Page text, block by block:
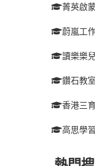
菁英啟
蔚嵐工
讀樂樂
鑽石教室
香港三
高思學